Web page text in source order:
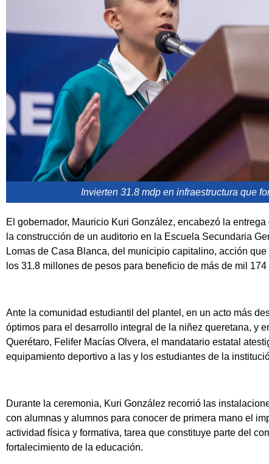
Invierten 31.8 mdp en infraestructura que
El gobernador, Mauricio Kuri González, encabezó la
la construcción de un auditorio en la Escuela Secundaria
Lomas de Casa Blanca, del municipio capitalino, acción
los 31.8 millones de pesos para beneficio de más de mil 174
Ante la comunidad estudiantil del plantel, en un acto más
óptimos para el desarrollo integral de la niñez queretana, y
Querétaro, Felifer Macías Olvera, el mandatario estatal
equipamiento deportivo a las y los estudiantes de la
Durante la ceremonia, Kuri González recorrió las
con alumnas y alumnos para conocer de primera mano el
actividad física y formativa, tarea que constituye parte del
fortalecimiento de la educación.